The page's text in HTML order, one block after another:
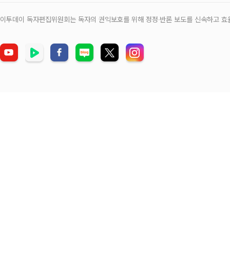
이투데이 독자편집위원회는 독자의 권익보호를 위해 정정‧반론 보도를 신속하고